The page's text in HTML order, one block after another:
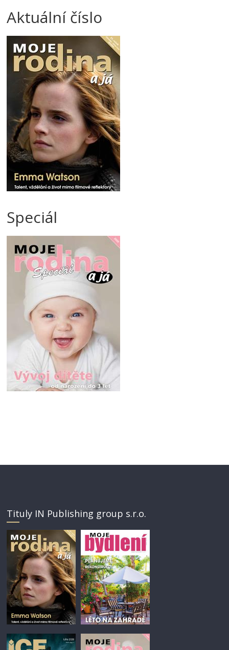
Aktuální číslo
Speciál
Tituly IN Publishing group s.r.o.